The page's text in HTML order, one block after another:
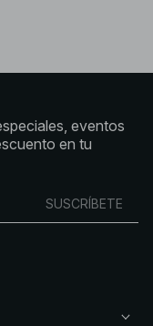
eventos
en tu
SUSCRÍBETE